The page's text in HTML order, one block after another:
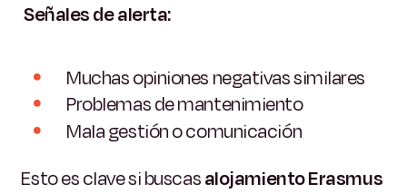
Señales de alerta:
Muchas opiniones negativas similares
Problemas de mantenimiento
Mala gestión o comunicación
Esto es clave si buscasalojamiento Erasmus